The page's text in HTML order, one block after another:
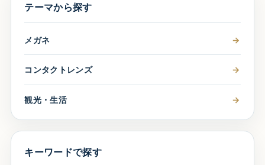
テーマから探す
メガネ →
コンタクトレンズ →
観光・生活 →
キーワードで探す